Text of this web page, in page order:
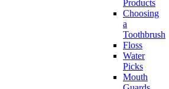
Products
Choosing
a
Toothbrush
Floss
Water
Picks
Mouth